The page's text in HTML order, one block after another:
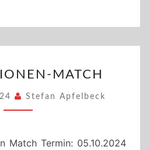
MATCHMATCH
Stefan Apfelbeck
Match Termin: 05.10.2024